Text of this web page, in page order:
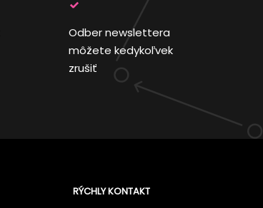
Odber newslettera
môžete kedykoľvek
zrušiť
RÝCHLY KONTAKT